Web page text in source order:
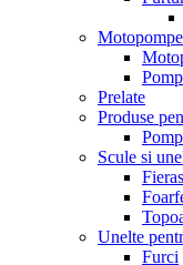
Prelate
Produse
Scule si
Unelte
Furci